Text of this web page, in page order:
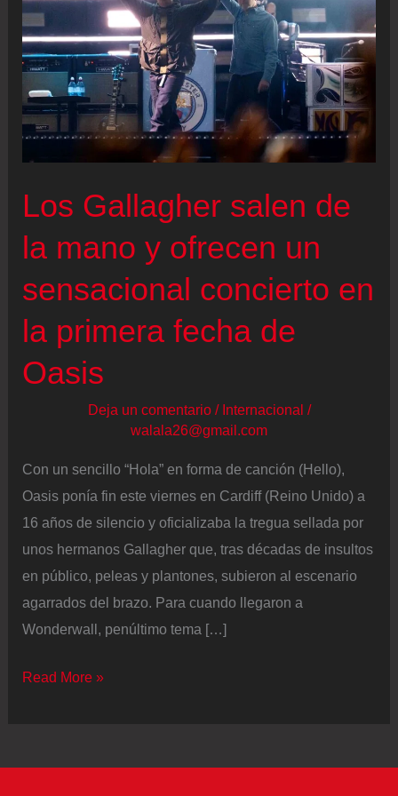
Los Gallagher salen de
la mano y ofrecen un
sensacional concierto en
la primera fecha de
Oasis
Deja un comentario / Internacional /
walala26@gmail.com
Con un sencillo “Hola” en forma de canción (Hello),
Oasis ponía fin este viernes en Cardiff (Reino Unido) a
16 años de silencio y oficializaba la tregua sellada por
unos hermanos Gallagher que, tras décadas de insultos
en público, peleas y plantones, subieron al escenario
agarrados del brazo. Para cuando llegaron a
Wonderwall, penúltimo tema […]
Los
Read More »